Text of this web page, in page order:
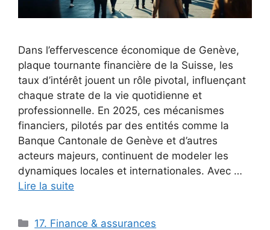
Dans l’effervescence économique de Genève,
plaque tournante financière de la Suisse, les
taux d’intérêt jouent un rôle pivotal, influençant
chaque strate de la vie quotidienne et
professionnelle. En 2025, ces mécanismes
financiers, pilotés par des entités comme la
Banque Cantonale de Genève et d’autres
acteurs majeurs, continuent de modeler les
dynamiques locales et internationales. Avec …
Lire la suite
Catégories
17. Finance & assurances